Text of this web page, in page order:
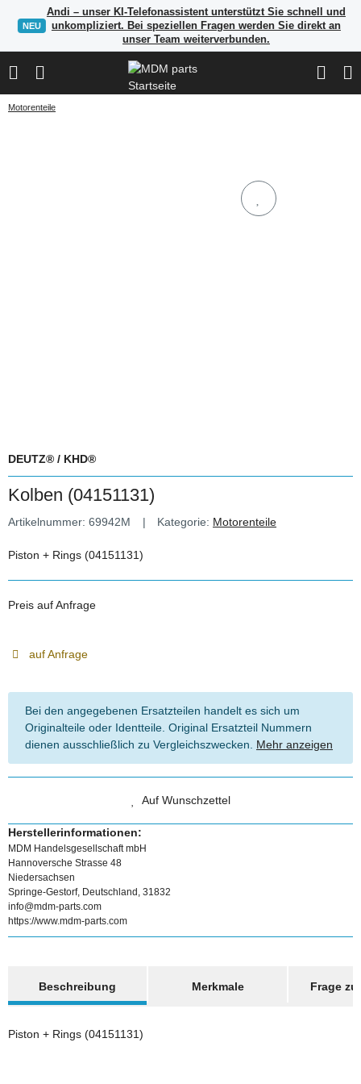
NEU
Andi – unser KI-Telefonassistent unterstützt Sie schnell und
unkompliziert. Bei speziellen Fragen werden Sie direkt an
unser Team weiterverbunden.
Motorenteile
DEUTZ® / KHD®
Kolben (04151131)
Artikelnummer: 69942M Kategorie: Motorenteile
Piston + Rings (04151131)
Preis auf Anfrage
auf Anfrage
Bei den angegebenen Ersatzteilen handelt es sich um
Originalteile oder Identteile. Original Ersatzteil Nummern
dienen ausschließlich zu Vergleichszwecken. Mehr anzeigen
Auf Wunschzettel
Herstellerinformationen:
MDM Handelsgesellschaft mbH
Hannoversche Strasse 48
Niedersachsen
Springe-Gestorf, Deutschland, 31832
info@mdm-parts.com
https://www.mdm-parts.com
Beschreibung
Merkmale Frage
Piston + Rings (04151131)